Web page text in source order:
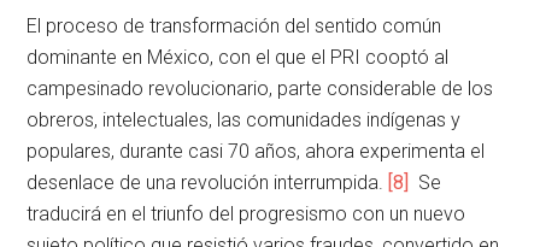
El proceso de transformación del sentido común
dominante en México, con el que el PRI cooptó al
campesinado revolucionario, parte considerable de los
obreros, intelectuales, las comunidades indígenas y
populares, durante casi 70 años, ahora experimenta el
desenlace de una revolución interrumpida. [8] Se
traducirá en el triunfo del progresismo con un nuevo